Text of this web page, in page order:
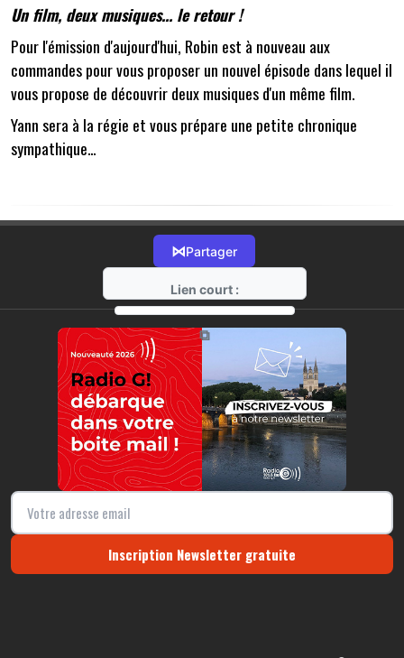
Un film, deux musiques... le retour !
Pour l'émission d'aujourd'hui, Robin est à nouveau aux
commandes pour vous proposer un nouvel épisode dans lequel il
vous propose de découvrir deux musiques d'un même film.
Yann sera à la régie et vous prépare une petite chronique
sympathique...
⋈Partager
Lien court :
https://radio-g.fr?13385
⧉
Inscription Newsletter gratuite